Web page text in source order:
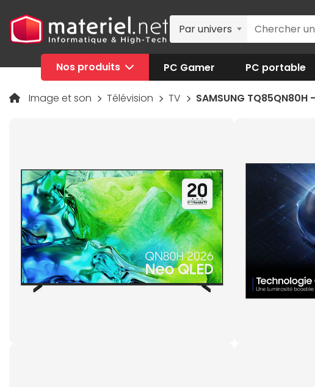
Par univers
Nos produits PC Gamer PC portable
Image et son Télévision TV SAMSUNG TQ85QN80H